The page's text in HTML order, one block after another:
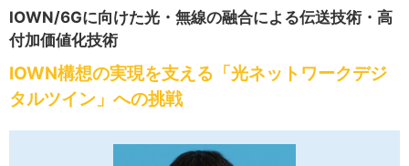
イベントカレンダー
サイトマップ
IOWN/6Gに向けた光・無線の融合による伝送技術・高
付加価値化技術
IOWN構想の実現を支える「光ネットワークデジ
タルツイン」への挑戦